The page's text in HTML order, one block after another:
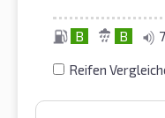
B B
Reifen